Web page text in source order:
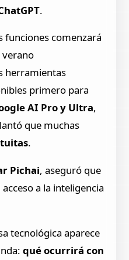
.
funciones comenzará
verano
herramientas
primero para
AI Pro y Ultra,
que muchas
.
Pichai, aseguró que
a la inteligencia
tecnológica aparece
qué ocurrirá con